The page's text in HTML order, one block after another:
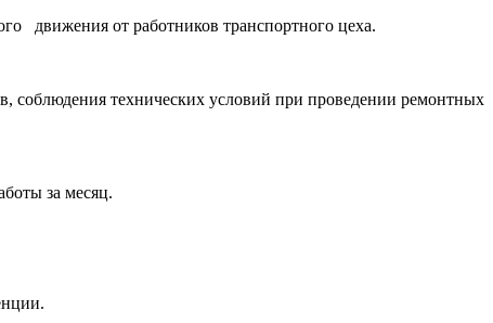
движения от работников транспортного цеха.
соблюдения технических условий при проведении ремонтных
за месяц.